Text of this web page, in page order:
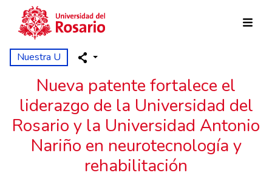
Pasar al contenido principal
Nuestra U
Nueva patente fortalece el
liderazgo de la Universidad del
Rosario y la Universidad Antonio
Nariño en neurotecnología y
rehabilitación